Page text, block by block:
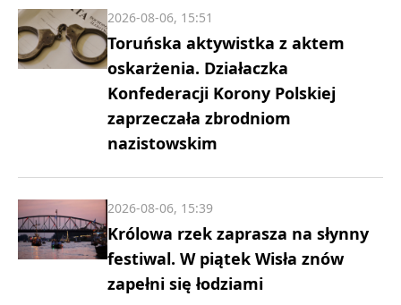
Toruńska aktywistka z aktem
oskarżenia. Działaczka
Konfederacji Korony Polskiej
zaprzeczała zbrodniom
nazistowskim
2026-08-06, 15:51
Królowa rzek zaprasza na słynny
festiwal. W piątek Wisła znów
zapełni się łodziami
2026-08-06, 15:39